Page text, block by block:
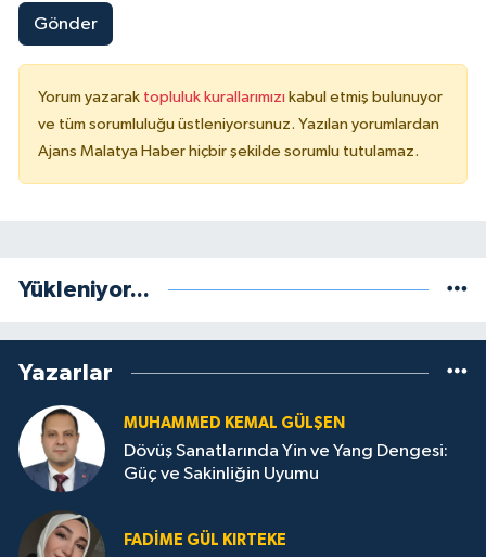
Gönder
Yorum yazarak topluluk kurallarımızı kabul etmiş bulunuyor
ve tüm sorumluluğu üstleniyorsunuz. Yazılan yorumlardan
Ajans Malatya Haber hiçbir şekilde sorumlu tutulamaz.
Yükleniyor...
Yazarlar
MUHAMMED KEMAL GÜLŞEN
Dövüş Sanatlarında Yin ve Yang Dengesi:
Güç ve Sakinliğin Uyumu
FADIME GÜL KIRTEKE